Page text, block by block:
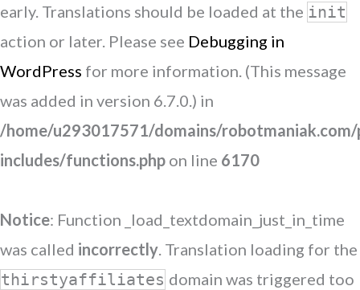
early. Translations should be loaded at the init
action or later. Please see Debugging in
WordPress for more information. (This message
was added in version 6.7.0.) in
/home/u293017571/domains/
includes/functions.php on line 6170
Notice: Function _load_textdomain_just_in_time
was called incorrectly. Translation loading for the
thirstyaffiliates domain was triggered too